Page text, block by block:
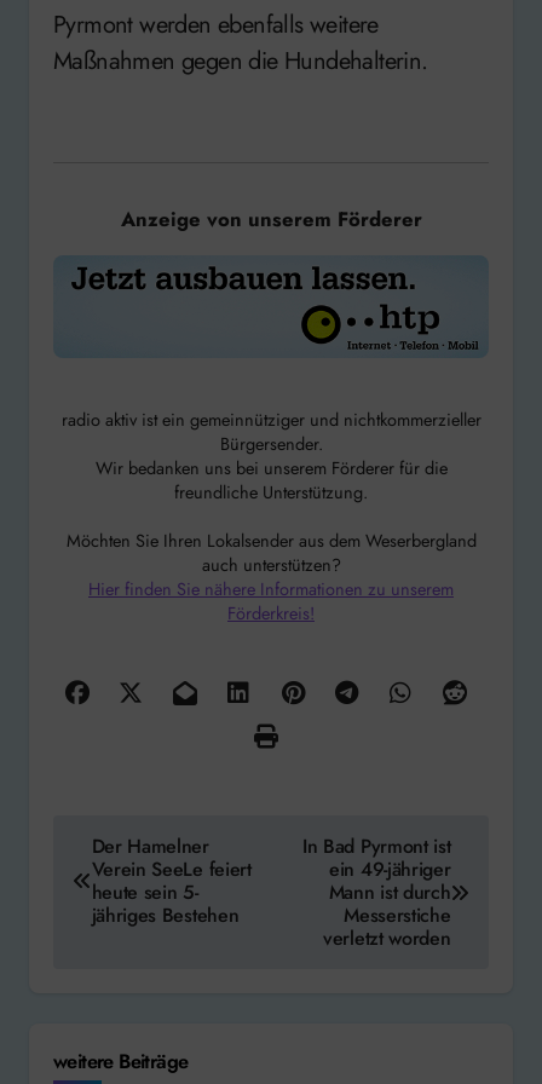
Pyrmont werden ebenfalls weitere
Maßnahmen gegen die Hundehalterin.
Anzeige von unserem Förderer
radio aktiv ist ein gemeinnütziger und nichtkommerzieller
Bürgersender.
Wir bedanken uns bei unserem Förderer für die
freundliche Unterstützung.
Möchten Sie Ihren Lokalsender aus dem Weserbergland
auch unterstützen?
Hier finden Sie nähere Informationen zu unserem
Förderkreis!
Beitragsnavigation
Der Hamelner
Verein SeeLe feiert
heute sein 5-
jähriges Bestehen
In Bad Pyrmont ist
ein 49-jähriger
Mann ist durch
Messerstiche
verletzt worden
weitere Beiträge